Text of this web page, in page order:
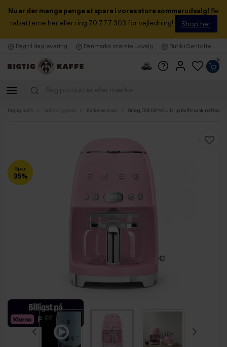
Nu er der mange penge at spare i vores store sommerudsalg! Se
rabatterne her eller ring 70 777 303 for vejledning!
Shop her
Dag til dag levering Danmarks største udvalg Butik i Gentofte
0
Rigtig Kaffe Kaffebryggere Kaffemaskiner Smeg DCF02PKEU Drip Kaffemaskine Rosa
Spar
35%